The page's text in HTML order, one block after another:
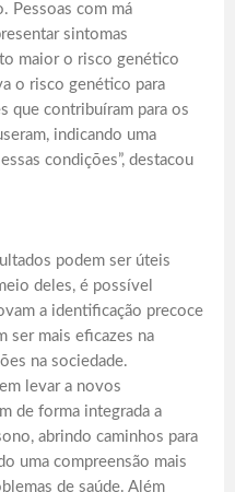
Pessoas com má
sintomas
maior o risco genético
o risco genético para
que contribuíram para os
indicando uma
condições”, destacou
podem ser úteis
deles, é possível
a identificação precoce
ser mais eficazes na
na sociedade.
levar a novos
de forma integrada a
abrindo caminhos para
uma compreensão mais
de saúde. Além